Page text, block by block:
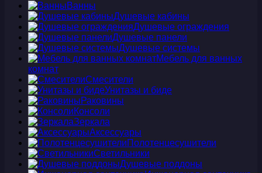
Ванны
Душевые кабины
Душевые ограждения
Душевые панели
Душевые системы
Мебель для ванных
комнат
Смесители
Унитазы и биде
Раковины
Консоли
Зеркала
Аксессуары
Полотенцесушители
Светильники
Душевые поддоны